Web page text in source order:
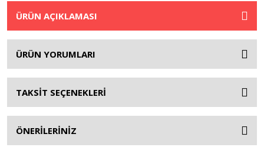
ÜRÜN AÇIKLAMASI
ÜRÜN YORUMLARI
TAKSİT SEÇENEKLERİ
ÖNERİLERİNİZ